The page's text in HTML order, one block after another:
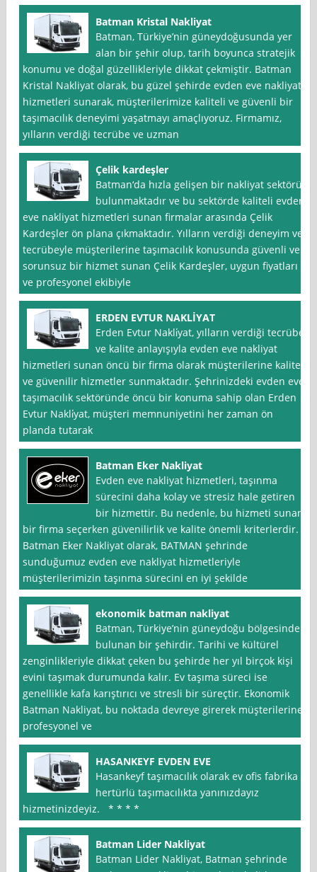
Batman Kristal Nakliyat
Batman, Türkiye’nin güneydoğusunda yer
alan bir şehir olup, tarih boyunca stratejik
konumu ve doğal güzellikleriyle dikkat çekmiştir. Batman
Kristal Nakliyat olarak, bu güzel şehirde evden eve nakliyat
hizmetleri sunarak, müşterilerimize kaliteli ve güvenli bir
taşımacılık deneyimi yaşatmayı amaçlıyoruz. Firmamız,
yılların verdiği tecrübe ve uzman
Çelik kardeşler
Batman‘da hızla gelişen bir nakliyat sektörü
bulunmaktadır ve bu sektörde kaliteli evden
eve nakliyat hizmetleri sunan firmalar arasında Çelik
Kardeşler ön plana çıkmaktadır. Yılların verdiği deneyim ve
tecrübeyle müşterilerine taşımacılık konusunda güvenli ve
sorunsuz bir hizmet sunan Çelik Kardeşler, uygun fiyatları
ve profesyonel ekibiyle
ERDEN EVTUR NAKLİYAT
Erden Evtur Nakli̇yat, yılların verdiği tecrübe
ve kalite anlayışıyla evden eve nakliyat
hizmetleri sunan öncü bir firma olarak müşterilerine kaliteli
ve güvenilir hizmetler sunmaktadır. Şehrinizdeki evden eve
taşımacılık sektöründe öncü bir konuma sahip olan Erden
Evtur Nakli̇yat, müşteri memnuniyetini her zaman ön
planda tutarak
Batman Eker Nakliyat
Evden eve nakliyat hizmetleri, taşınma
sürecini daha kolay ve stresiz hale getiren
bir hizmettir. Bu nedenle, bu hizmeti sunan
bir firma seçerken güvenilirlik ve kalite önemli kriterlerdir.
Batman Eker Nakliyat olarak, BATMAN şehrinde
sunduğumuz evden eve nakliyat hizmetleriyle
müşterilerimizin taşınma sürecini en iyi şekilde
ekonomik batman nakliyat
Batman, Türkiye’nin güneydoğu bölgesinde
bulunan bir şehirdir. Tarihi ve kültürel
zenginlikleriyle dikkat çeken bu şehirde her yıl birçok kişi
evini taşımak durumunda kalır. Ev taşıma süreci ise
genellikle kafa karıştırıcı ve stresli bir süreçtir. Ekonomik
Batman Nakliyat, bu noktada devreye girerek müşterilerine
profesyonel ve
HASANKEYF EVDEN EVE
Hasankeyf taşımacılık olarak ev ofis fabrika
hertürlü taşımacılıkta yanınızdayız
hizmetinizdeyiz. * * * *
Batman Lider Nakliyat
Batman Lider Nakliyat, Batman şehrinde